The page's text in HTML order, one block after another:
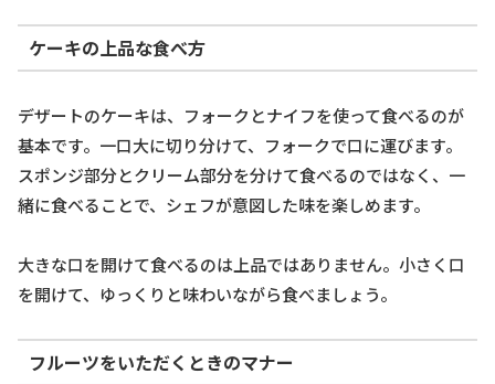
ケーキの上品な食べ方
デザートのケーキは、フォークとナイフを使って食べるのが
基本です。一口大に切り分けて、フォークで口に運びます。
スポンジ部分とクリーム部分を分けて食べるのではなく、一
緒に食べることで、シェフが意図した味を楽しめます。
大きな口を開けて食べるのは上品ではありません。小さく口
を開けて、ゆっくりと味わいながら食べましょう。
フルーツをいただくときのマナー